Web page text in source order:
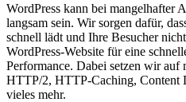
WordPress kann bei mangelhafter
langsam sein. Wir sorgen dafür,
schnell lädt und Ihre Besucher
WordPress-Website für eine
Performance. Dabei setzen wir auf
HTTP/2, HTTP-Caching,
vieles mehr.